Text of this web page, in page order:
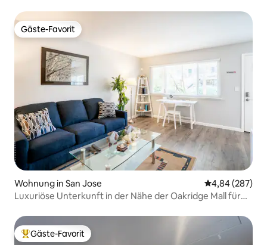
Gäste-Favorit
Gäste-Favorit
Wohnung in San Jose
4,84 (287)
Luxuriöse Unterkunft in der Nähe der Oakridge Mall für
Beliebter Gäste-Favorit.
Gäste-Favorit